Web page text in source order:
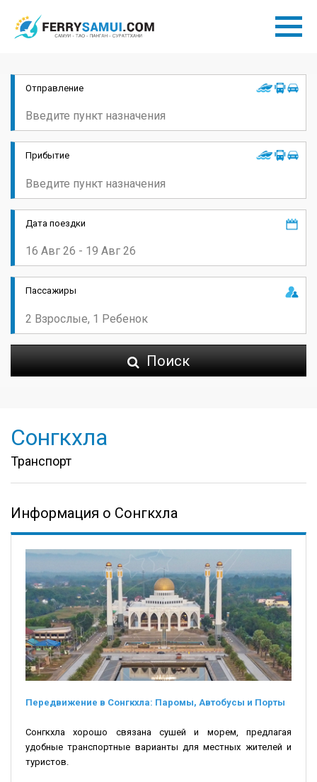
Отправление
Прибытие
Дата поездки
Пассажиры
Поиск
Сонгкхла
Транспорт
Информация о Сонгкхла
Передвижение в Сонгкхла: Паромы, Автобусы и Порты
Сонгкхла хорошо связана сушей и морем, предлагая
удобные транспортные варианты для местных жителей и
туристов.